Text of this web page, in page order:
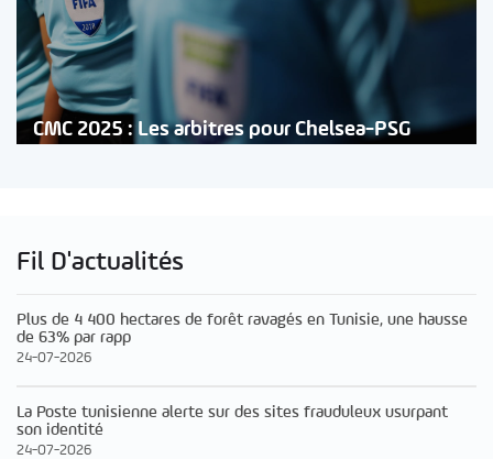
CMC 2025 : Les arbitres pour Chelsea-PSG
Fil D'actualités
Plus de 4 400 hectares de forêt ravagés en Tunisie, une hausse
de 63% par rapp
24-07-2026
La Poste tunisienne alerte sur des sites frauduleux usurpant
son identité
24-07-2026